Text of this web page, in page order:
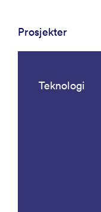
Prosjekter
Teknologi